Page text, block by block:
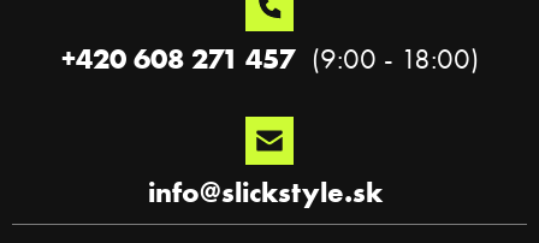
info@slickstyle.sk
+420 608 271 457